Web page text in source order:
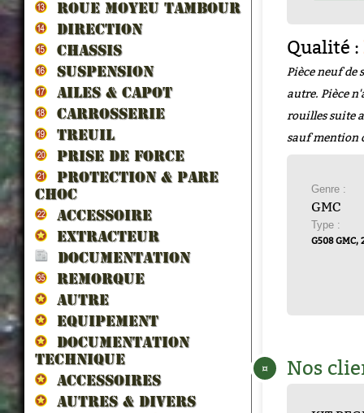
ROUE MOYEU TAMBOUR
DIRECTION
CHASSIS
SUSPENSION
AILES & CAPOT
CARROSSERIE
TREUIL
PRISE DE FORCE
PROTECTION & PARE
CHOC
ACCESSOIRE
EXTRACTEUR
DOCUMENTATION
REMORQUE
AUTRE
EQUIPEMENT
DOCUMENTATION
TECHNIQUE
ACCESSOIRES
AUTRES & DIVERS
Qualité :
Pièce neuf de
autre. Pièce
rouilles suite
sauf mention
Genre :
GMC
Type :
G508
¤ Nos